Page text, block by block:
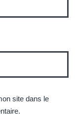
site dans le